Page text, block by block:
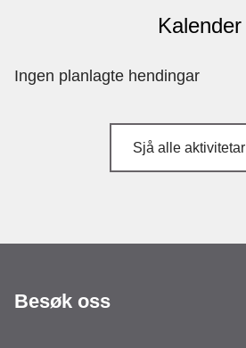
Kalender
Ingen planlagte hendingar
Sjå alle aktivitetar
Besøk oss